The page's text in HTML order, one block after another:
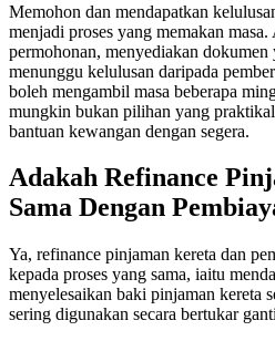
Memohon dan mendapatkan
menjadi proses yang memakan
permohonan, menyediakan
menunggu kelulusan daripada
boleh mengambil masa beberapa
mungkin bukan pilihan yang
bantuan kewangan dengan segera.
Adakah Refinance
Sama Dengan
Ya, refinance pinjaman kereta dan
kepada proses yang sama, iaitu
menyelesaikan baki pinjaman kereta
sering digunakan secara bertukar